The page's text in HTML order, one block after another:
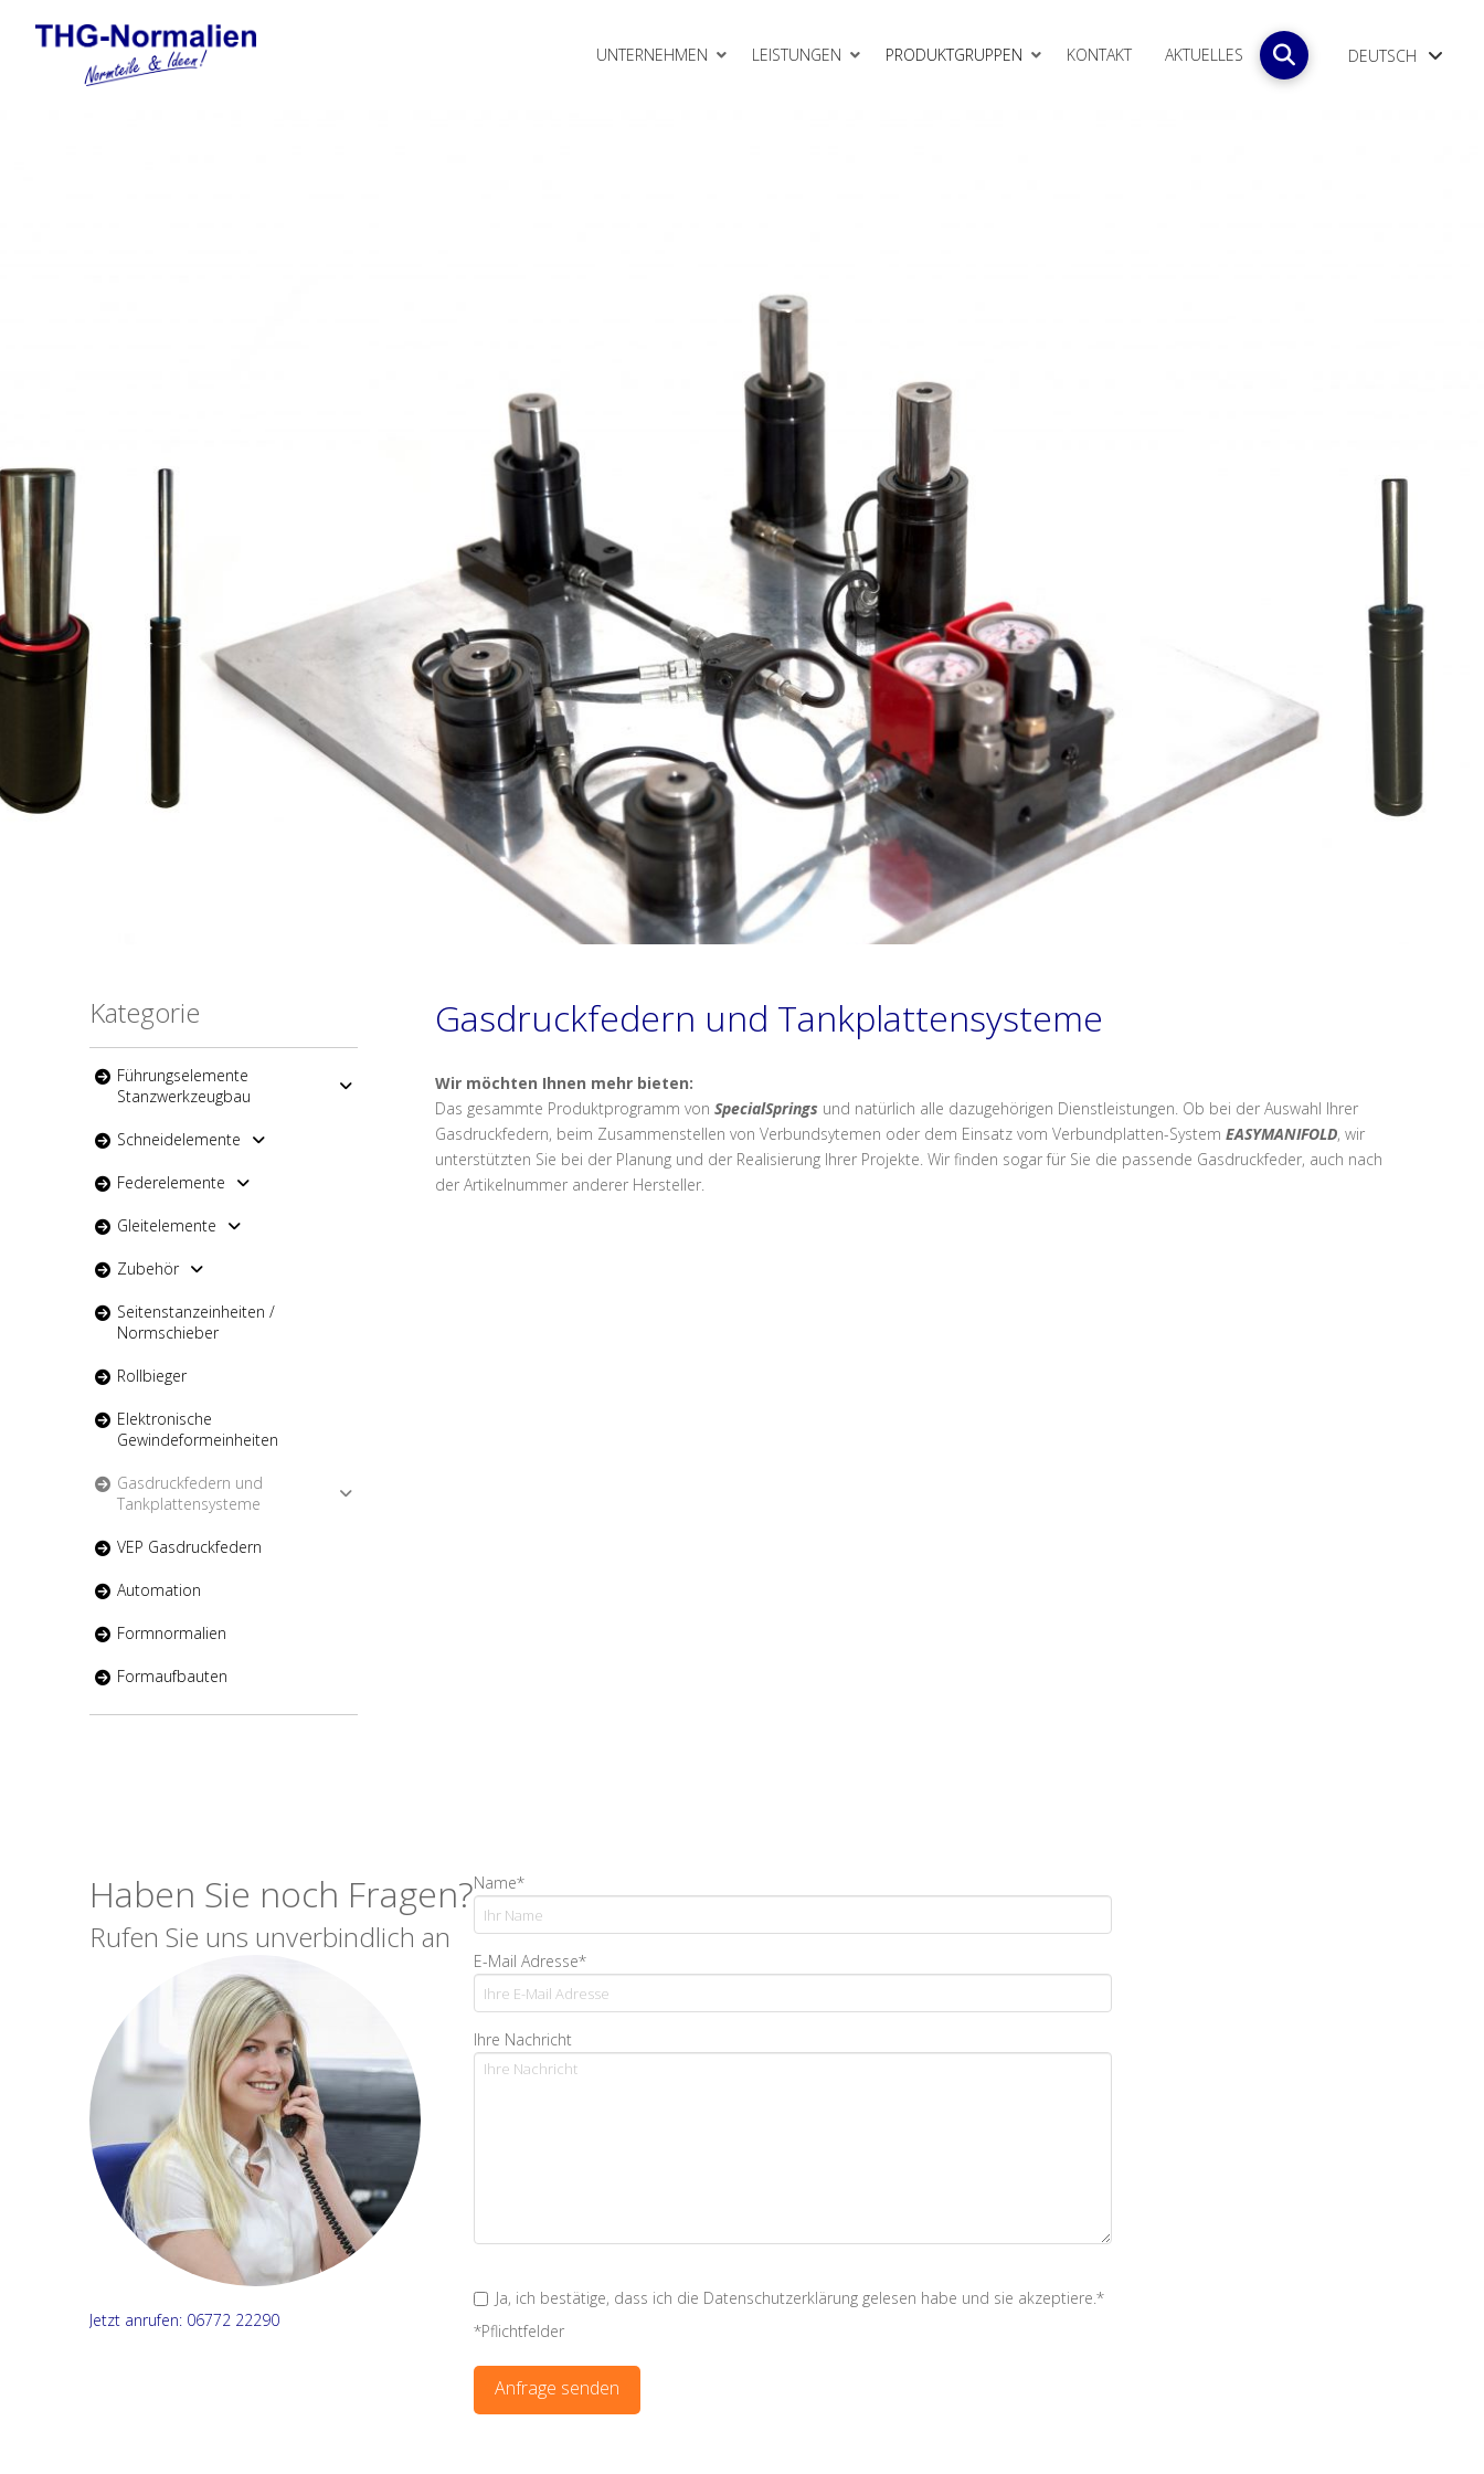
UNTERNEHMEN LEISTUNGEN PRODUKTGRUPPEN
Gasdruckfedern und Tankplattensysteme
VEP Gasdruckfedern
KONTAKT AKTUELLES DEUTSCH
Kategorie
Führungselemente
Stanzwerkzeugbau
Schneidelemente
Federelemente
Gleitelemente
Zubehör
Seitenstanzeinheiten /
Normschieber
Rollbieger
Elektronische
Gewindeformeinheiten
Gasdruckfedern und
Tankplattensysteme
VEP Gasdruckfedern
Automation
Formnormalien
Formaufbauten
Gasdruckfedern und Tankplattensysteme
Wir möchten Ihnen mehr bieten:
Das gesammte Produktprogramm von SpecialSprings und natürlich alle dazugehörigen Dienstleistungen. Ob bei der Auswahl Ihrer
Gasdruckfedern, beim Zusammenstellen von Verbundsytemen oder dem Einsatz vom Verbundplatten-System EASYMANIFOLD, wir
unterstützten Sie bei der Planung und der Realisierung Ihrer Projekte. Wir finden sogar für Sie die passende Gasdruckfeder, auch nach
der Artikelnummer anderer Hersteller.
Haben Sie noch Fragen?
Rufen Sie uns unverbindlich an
Jetzt anrufen: 06772 22290
Name*
E-Mail Adresse*
Ihre Nachricht
Ja, ich bestätige, dass ich die Datenschutzerklärung gelesen habe und sie akzeptiere.*
*Pflichtfelder